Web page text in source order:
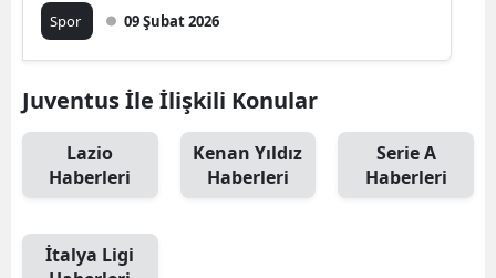
Spor 09 Şubat 2026
Juventus İle İlişkili Konular
Lazio
Haberleri
Kenan Yıldız
Haberleri
Serie A
Haberleri
İtalya Ligi